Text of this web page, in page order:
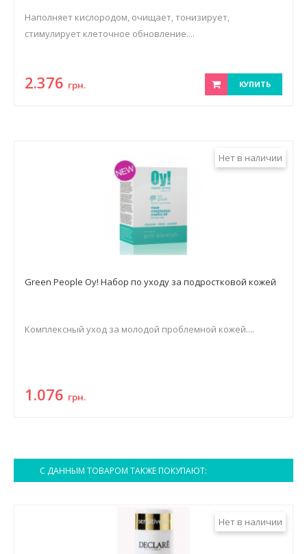
Наполняет кислородом, очищает, тонизирует,
стимулирует клеточное обновление....
2.376 грн. КУПИТЬ
Нет в наличии
Green People Oy! Набор по уходу за подростковой кожей
Комплексный уход за молодой проблемной кожей....
1.076 грн.
С ДАННЫМ ТОВАРОМ ТАКЖЕ ПОКУПАЮТ:
Нет в наличии